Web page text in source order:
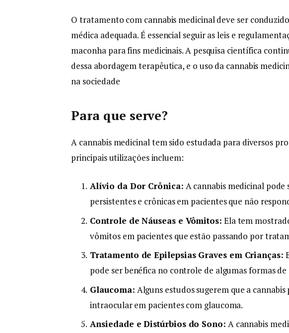
O tratamento com cannabis medicinal deve ser
médica adequada. É essencial seguir as leis e
maconha para fins medicinais. A pesquisa científica
dessa abordagem terapêutica, e o uso da cannabis
na sociedade
Para que serve?
A cannabis medicinal tem sido estudada para diversos
principais utilizações incluem:
Alívio da Dor Crônica: A cannabis medicinal
persistentes e crônicas em pacientes que não
Controle de Náuseas e Vômitos: Ela tem
vômitos em pacientes que estão passando por
Tratamento de Epilepsias Graves em Crianças:
pode ser benéfica no controle de algumas formas
Glaucoma: Alguns estudos sugerem que a
intraocular em pacientes com glaucoma.
Ansiedade e Distúrbios do Sono: A cannabis